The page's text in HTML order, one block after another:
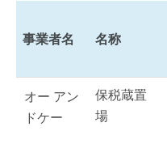
事業者名 名称
オー アン
ドケー
保税蔵置
場